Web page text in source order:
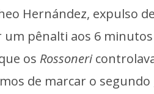
Hernández, expulso
um pênalti aos 6
os Rossoneri
de marcar o